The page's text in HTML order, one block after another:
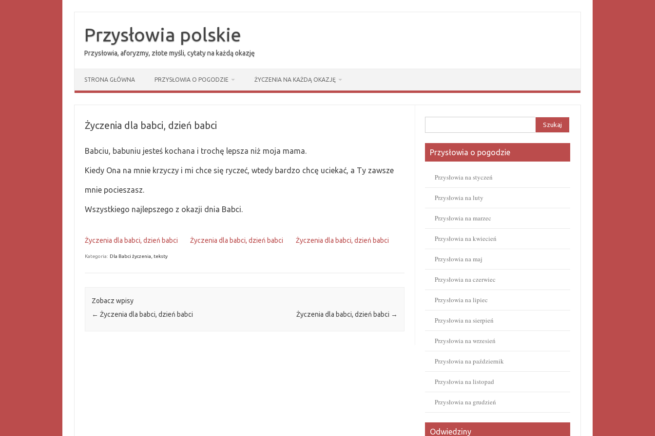
treściPrzysłowia polskie
Przysłowia, aforyzmy, złote myśli, cytaty na każdą okazję
STRONA GŁÓWNA PRZYSŁOWIA O POGODZIE ŻYCZENIA NA KAŻDĄ OKAZJĘ
Życzenia dla babci, dzień babci
Babciu, babuniu jesteś kochana i trochę lepsza niż moja mama.
Kiedy Ona na mnie krzyczy i mi chce się ryczeć, wtedy bardzo chcę uciekać, a Ty zawsze
mnie pocieszasz.
Wszystkiego najlepszego z okazji dnia Babci.
Życzenia dla babci, dzień babci Życzenia dla babci, dzień babci Życzenia dla babci, dzień babci
Kategoria: Dla Babci życzenia, teksty
Zobacz wpisy
← Życzenia dla babci, dzień babci Życzenia dla babci, dzień babci →
Przysłowia o pogodzie
Przysłowia na styczeń
Przysłowia na luty
Przysłowia na marzec
Przysłowia na kwiecień
Przysłowia na maj
Przysłowia na czerwiec
Przysłowia na lipiec
Przysłowia na sierpień
Przysłowia na wrzesień
Przysłowia na październik
Przysłowia na listopad
Przysłowia na grudzień
Odwiedziny